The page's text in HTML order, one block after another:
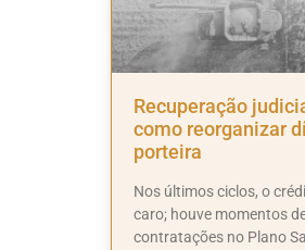
Recuperação
como reorganizar
porteira
Nos últimos ciclos, o
caro; houve momentos
contratações no Plano